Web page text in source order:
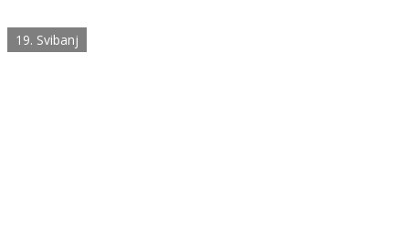
19. Svibanj